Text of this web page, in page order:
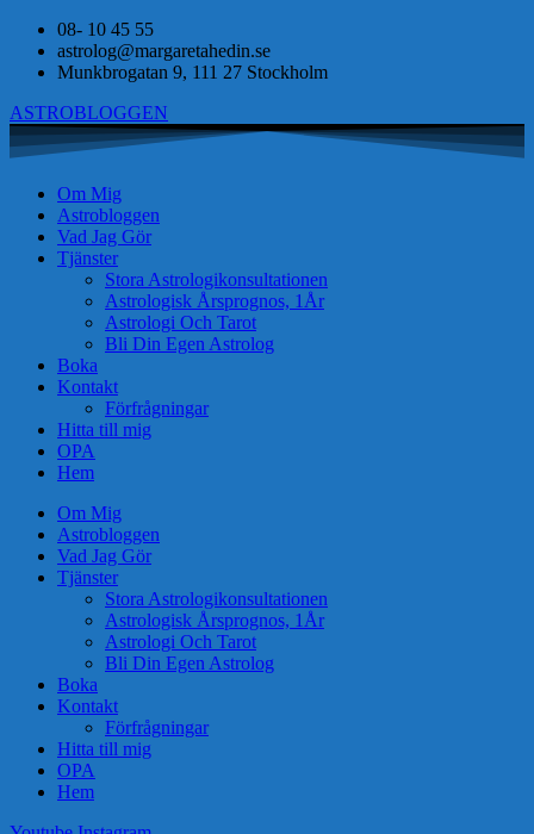
08- 10 45 55
astrolog@margaretahedin.se
Munkbrogatan 9, 111 27 Stockholm
ASTROBLOGGEN
Om Mig
Astrobloggen
Vad Jag Gör
Tjänster
Stora Astrologikonsultationen
Astrologisk Årsprognos, 1År
Astrologi Och Tarot
Bli Din Egen Astrolog
Boka
Kontakt
Förfrågningar
Hitta till mig
OPA
Hem
Om Mig
Astrobloggen
Vad Jag Gör
Tjänster
Stora Astrologikonsultationen
Astrologisk Årsprognos, 1År
Astrologi Och Tarot
Bli Din Egen Astrolog
Boka
Kontakt
Förfrågningar
Hitta till mig
OPA
Hem